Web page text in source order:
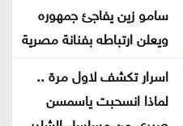
سامو زين يفاجئ جمهوره
ويعلن ارتباطه بفنانة مصرية
اسرار تكشف لاول مرة ..
لماذا انسحبت ياسمسن